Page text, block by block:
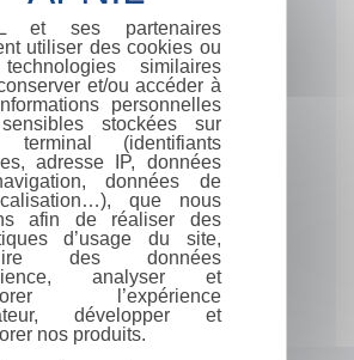
:
et ses partenaires
utiliser des cookies ou
similaires
et/ou accéder à
personnelles
stockées sur
terminal (identifiants
adresse IP, données
données de
que nous
afin de réaliser des
d’usage du site,
des données
analyser et
l’expérience
développer et
nos produits.